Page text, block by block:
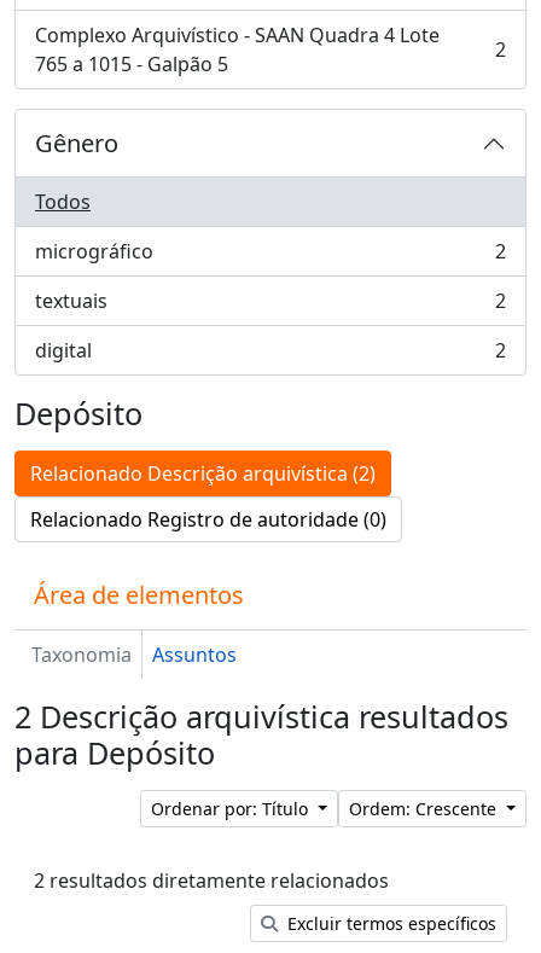
Complexo Arquivístico - SAAN Quadra 4 Lote
765 a 1015 - Galpão 5
, 2 resultados 2
Gênero
Todos
micrográfico
, 2 resultados
2
textuais
, 2 resultados
2
digital
, 2 resultados 2
Depósito
Relacionado Descrição arquivística (2)
Relacionado Registro de autoridade (0)
Área de elementos
Taxonomia Assuntos
2 Descrição arquivística resultados
para Depósito
Ordenar por: Título Ordem: Crescente
2 resultados diretamente relacionados
Excluir termos específicos